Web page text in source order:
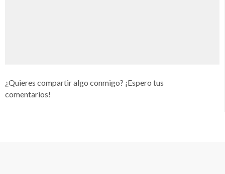
¿Quieres compartir algo conmigo? ¡Espero tus
comentarios!